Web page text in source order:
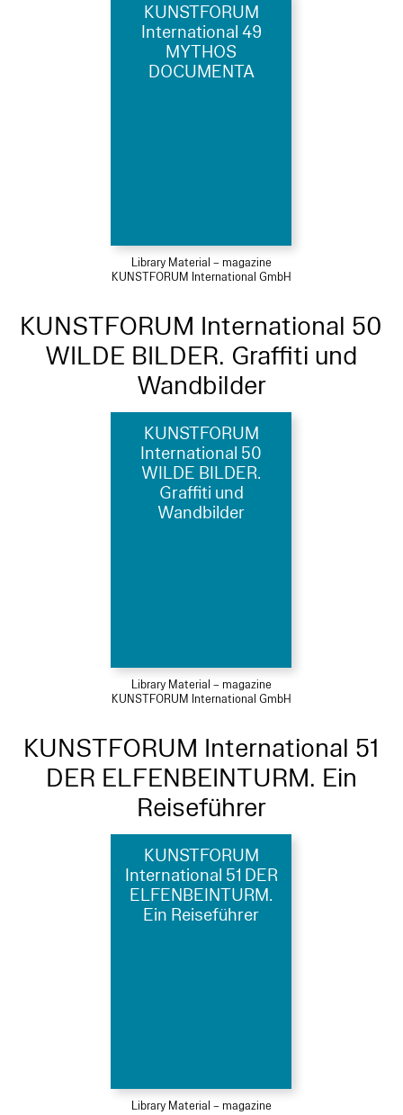
KUNSTFORUM
International 49
MYTHOS
DOCUMENTA
Library Material – magazine
KUNSTFORUM International GmbH
KUNSTFORUM International 50
WILDE BILDER. Graffiti und
Wandbilder
KUNSTFORUM
International 50
WILDE BILDER.
Graffiti und
Wandbilder
Library Material – magazine
KUNSTFORUM International GmbH
KUNSTFORUM International 51
DER ELFENBEINTURM. Ein
Reiseführer
KUNSTFORUM
International 51 DER
ELFENBEINTURM.
Ein Reiseführer
Library Material – magazine